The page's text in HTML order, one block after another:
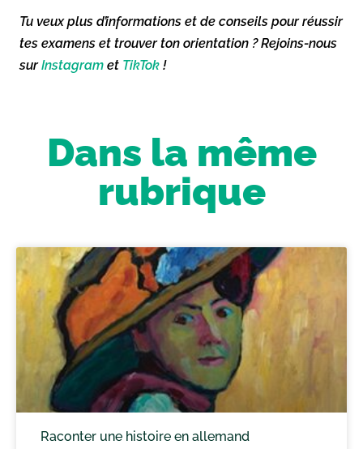
Tu veux plus d’informations et de conseils pour réussir
tes examens et trouver ton orientation ? Rejoins-nous
surInstagram et TikTok !
Dans la même
rubrique
Raconter une histoire en allemand